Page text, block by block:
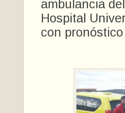
ambulancia
Hospital
con